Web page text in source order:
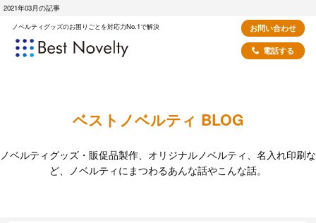
2021年03月の記事
ノベルティグッズのお困りごとを対応力No.1で解決
お問い合わせ
電話する
ベストノベルティ BLOG
ノベルティグッズ・販促品製作、オリジナルノベルティ、名入れ印刷な
ど、ノベルティにまつわるあんな話やこんな話。